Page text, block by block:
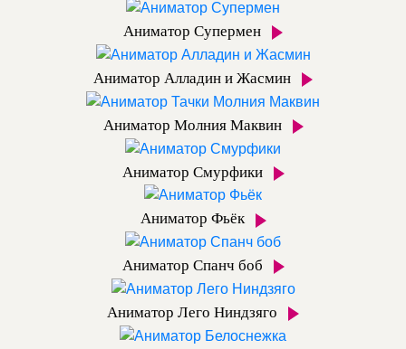
Аниматор Супермен
Аниматор Алладин и Жасмин
Аниматор Молния Маквин
Аниматор Смурфики
Аниматор Фьёк
Аниматор Спанч боб
Аниматор Лего Ниндзяго